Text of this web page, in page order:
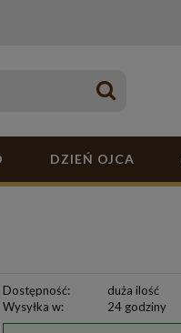
DZIEŃ OJCA
Dostępność:
duża ilość
Wysyłka w:
24 godziny